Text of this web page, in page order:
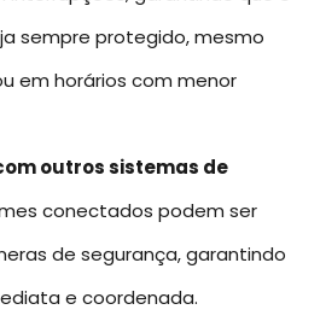
sempre protegido, mesmo
em horários com menor
outros sistemas de
conectados podem ser
de segurança, garantindo
e coordenada.